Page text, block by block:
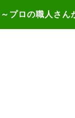
ロの職人さん